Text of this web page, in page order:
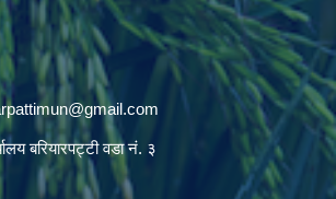
बरियारपट्टी वडा नं. ३